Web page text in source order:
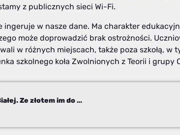
z publicznych sieci Wi-Fi.
ingeruje w nasze dane. Ma charakter
może doprowadzić brak ostrożności.
w różnych miejscach, także poza szkołą, w
szkolnego koła Zwolnionych z Teorii i grupy
Młode wilki z Bielska-Białej. Ze złotem im do twarzy!